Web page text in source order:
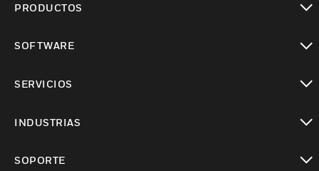
PRODUCTOS
SOFTWARE
SERVICIOS
INDUSTRIAS
SOPORTE